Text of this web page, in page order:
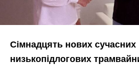
Сімнадцять нових сучасних
низькопідлогових